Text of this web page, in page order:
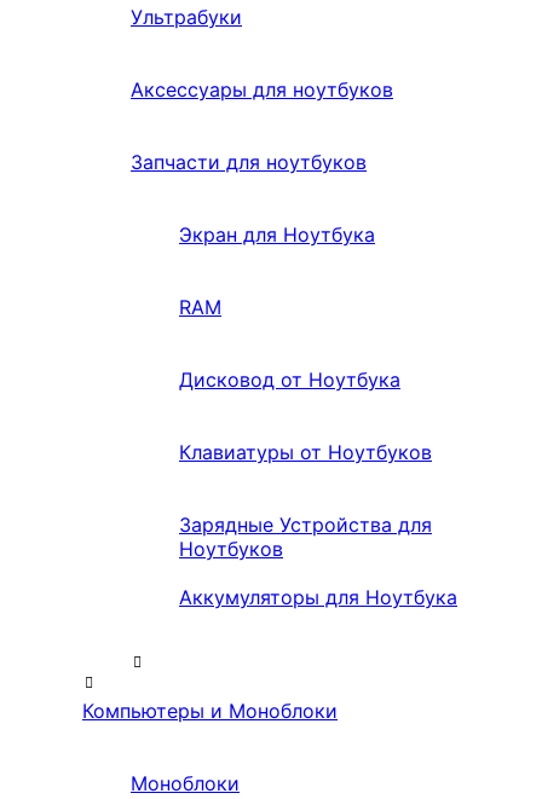
Ультрабуки
Аксессуары для ноутбуков
Запчасти для ноутбуков
Экран для Ноутбука
RAM
Дисковод от Ноутбука
Клавиатуры от Ноутбуков
Зарядные Устройства для
Ноутбуков
Аккумуляторы для Ноутбука
Компьютеры и Моноблоки
Моноблоки